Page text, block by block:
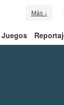
Más ↓
Juegos